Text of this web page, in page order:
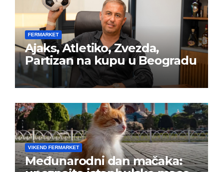
FERMARKET
Ajaks, Atletiko, Zvezda,
Partizan na kupu u Beogradu
VIKEND FERMARKET
Međunarodni dan mačaka: